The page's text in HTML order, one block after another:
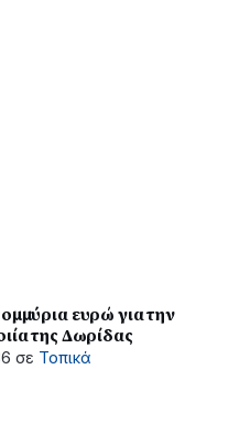
ευρώ για την
της Δωρίδας
σε Τοπικά